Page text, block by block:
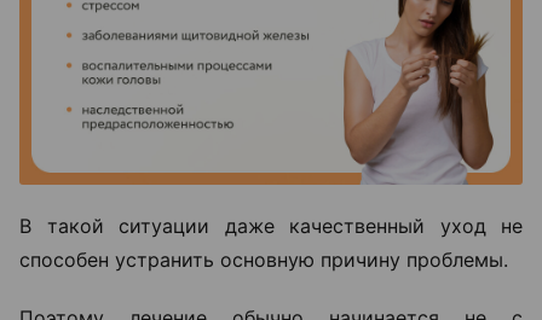
В такой ситуации даже качественный уход не
способен устранить основную причину проблемы.